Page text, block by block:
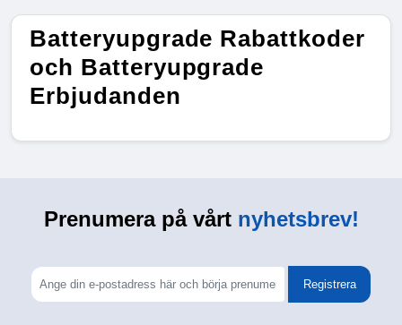
Batteryupgrade Rabattkoder
och Batteryupgrade
Erbjudanden
Prenumera på vårtnyhetsbrev!
Registrera